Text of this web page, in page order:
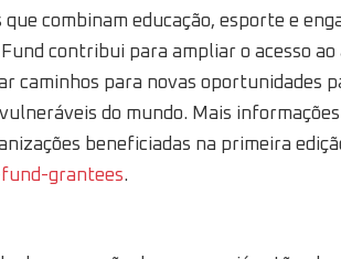
que combinam educação, esporte e
contribui para ampliar o acesso
caminhos para novas oportunidades
do mundo. Mais
beneficiadas na primeira
grantees.